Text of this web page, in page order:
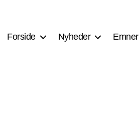
Forside Nyheder Emner